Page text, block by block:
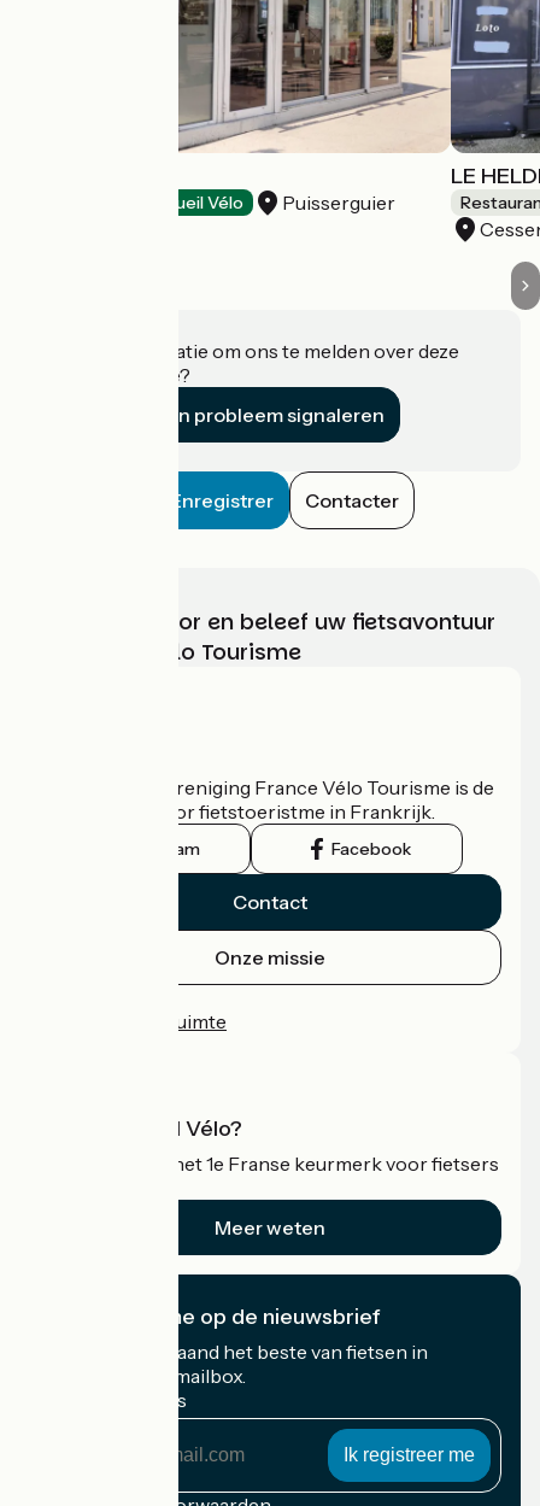
Accueil Vélo Puisserguier
LE
Heeft u informatie om ons te melden over deze
accommodatie?
Een probleem signaleren
Enregistrer Contacter
Kies, bereid voor en beleef uw fietsavontuur
met France Vélo Tourisme
De nationale vereniging France Vélo Tourisme is de
officiële gids voor fietstoeristme in Frankrijk.
Instagram Facebook
Contact
Onze missie
Professionele ruimte
Wat is Accueil Vélo?
Accueil Vélo is het 1e Franse keurmerk voor fietsers
Meer weten
Ik abonneer me op de nieuwsbrief
Ontvang elke maand het beste van fietsen in
Frankrijk in uw mailbox.
Mijn e-mailadres